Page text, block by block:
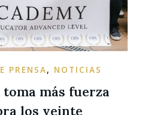
PRENSA, NOTICIAS
toma más fuerza
los veinte